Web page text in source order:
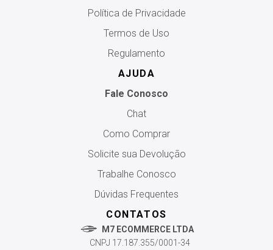
Política de Privacidade
Termos de Uso
Regulamento
AJUDA
Fale Conosco
Chat
Como Comprar
Solicite sua Devolução
Trabalhe Conosco
Dúvidas Frequentes
CONTATOS
M7 ECOMMERCE LTDA
CNPJ 17.187.355/0001-34